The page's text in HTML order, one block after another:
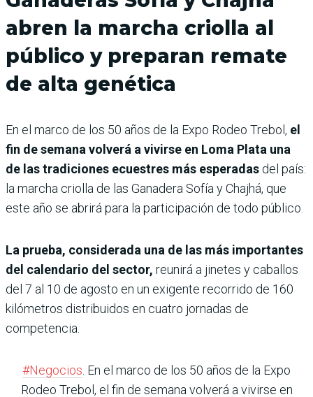
abren la marcha criolla al
público y preparan remate
de alta genética
En el marco de los 50 años de la Expo Rodeo Trebol, el
fin de semana volverá a vivirse en Loma Plata una
de las tradiciones ecuestres más esperadas del país:
la marcha criolla de las Ganadera Sofía y Chajhá, que
este año se abrirá para la participación de todo público.
La prueba, considerada una de las más importantes
del calendario del sector, reunirá a jinetes y caballos
del 7 al 10 de agosto en un exigente recorrido de 160
kilómetros distribuidos en cuatro jornadas de
competencia.
#Negocios . En el marco de los 50 años de la Expo
Rodeo Trebol, el fin de semana volverá a vivirse en